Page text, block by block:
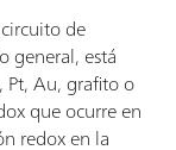
de
general, está
Au, grafito o
que ocurre en
redox en la